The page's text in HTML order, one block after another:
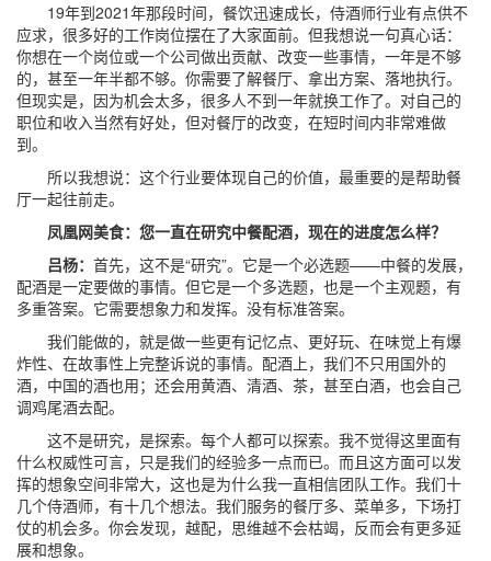
19年到2021年那段时间，餐饮迅速成长，侍酒师行业有点供不
应求，很多好的工作岗位摆在了大家面前。但我想说一句真心话：
你想在一个岗位或一个公司做出贡献、改变一些事情，一年是不够
的，甚至一年半都不够。你需要了解餐厅、拿出方案、落地执行。
但现实是，因为机会太多，很多人不到一年就换工作了。对自己的
职位和收入当然有好处，但对餐厅的改变，在短时间内非常难做
到。
所以我想说：这个行业要体现自己的价值，最重要的是帮助餐
厅一起往前走。
凤凰网美食：您一直在研究中餐配酒，现在的进度怎么样？
吕杨： 首先，这不是“研究”。它是一个必选题——中餐的发展，
配酒是一定要做的事情。但它是一个多选题，也是一个主观题，有
多重答案。它需要想象力和发挥。没有标准答案。
我们能做的，就是做一些更有记忆点、更好玩、在味觉上有爆
炸性、在故事性上完整诉说的事情。配酒上，我们不只用国外的
酒，中国的酒也用；还会用黄酒、清酒、茶，甚至白酒，也会自己
调鸡尾酒去配。
这不是研究，是探索。每个人都可以探索。我不觉得这里面有
什么权威性可言，只是我们的经验多一点而已。而且这方面可以发
挥的想象空间非常大，这也是为什么我一直相信团队工作。我们十
几个侍酒师，有十几个想法。我们服务的餐厅多、菜单多，下场打
仗的机会多。你会发现，越配，思维越不会枯竭，反而会有更多延
展和想象。